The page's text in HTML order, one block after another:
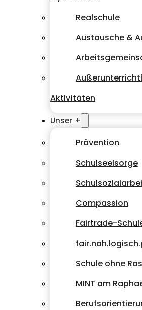
Realschule
Austausche &
Aktivitäten
Unser +
Prävention
Schulseelsorge
Compassion
Fairtrade-
Schule ohne
MINT am